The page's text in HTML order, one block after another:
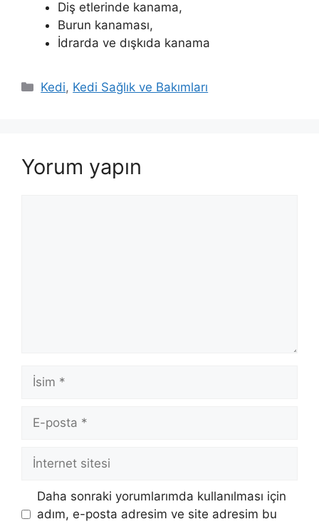
Diş etlerinde kanama,
Burun kanaması,
İdrarda ve dışkıda kanama
Kategoriler
Kedi, Kedi Sağlık ve Bakımları
Yorum yapın
İsim
posta
İnternet
Daha sonraki yorumlarımda kullanılması için
adım, e-posta adresim ve site adresim bu